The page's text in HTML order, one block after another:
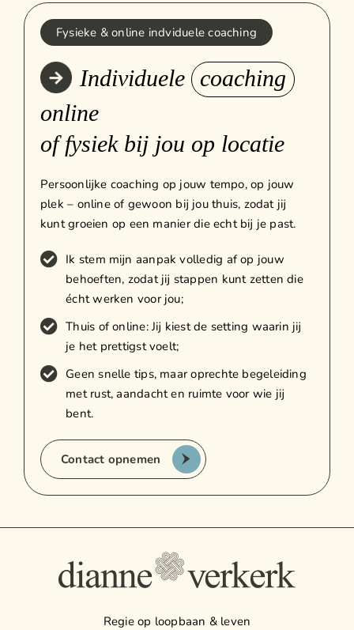
Fysieke & online indviduele coaching
Individuele
coaching
online
of fysiek bij jou op locatie
Persoonlijke coaching op jouw tempo, op jouw
plek – online of gewoon bij jou thuis, zodat jij
kunt groeien op een manier die echt bij je past.
Ik stem mijn aanpak volledig af op jouw
behoeften, zodat jij stappen kunt zetten die
écht werken voor jou;
Thuis of online: Jij kiest de setting waarin jij
je het prettigst voelt;
Geen snelle tips, maar oprechte begeleiding
met rust, aandacht en ruimte voor wie jij
bent.
Contact opnemen
Regie op loopbaan & leven